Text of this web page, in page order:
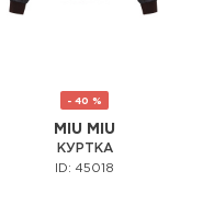
- 40 %
MIU MIU
КУРТКА
ID: 45018